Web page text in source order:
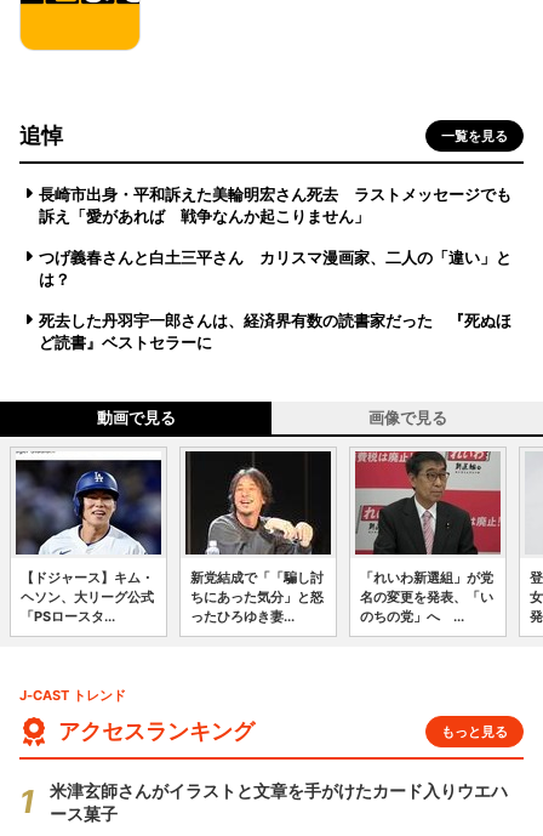
追悼 一覧を見る
長崎市出身・平和訴えた美輪明宏さん死去 ラストメッセージでも
訴え「愛があれば 戦争なんか起こりません」
つげ義春さんと白土三平さん カリスマ漫画家、二人の「違い」と
は？
死去した丹羽宇一郎さんは、経済界有数の読書家だった 『死ぬほ
ど読書』ベストセラーに
動画で見る 画像で見る
【ドジャース】キム・
ヘソン、大リーグ公式
「PSロースタ...
新党結成で「「騙し討
ちにあった気分」と怒
ったひろゆき妻...
「れいわ新選組」が党
名の変更を発表、「い
のちの党」へ ...
J-CAST トレンド
アクセスランキング もっと見る
米津玄師さんがイラストと文章を手がけたカード入りウエハ
ース菓子